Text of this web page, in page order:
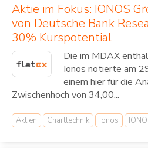
Aktie im Fokus: IONOS
von Deutsche Bank
30% Kurspotential
Die im MDAX
Ionos notierte am
einem hier für die
Zwischenhoch von 34,00...
Aktien Charttechnik Ionos